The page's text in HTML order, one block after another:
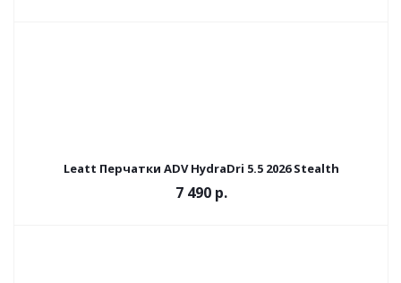
Leatt Перчатки ADV HydraDri 5.5 2026 Stealth
7 490 р.